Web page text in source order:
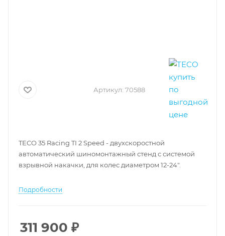
Артикул: 70588
TECO 35 Racing TI 2 Speed - двухскоростной
автоматический шиномонтажный стенд с системой
взрывной накачки, для колес диаметром 12-24".
Подробности
311 900 ₽